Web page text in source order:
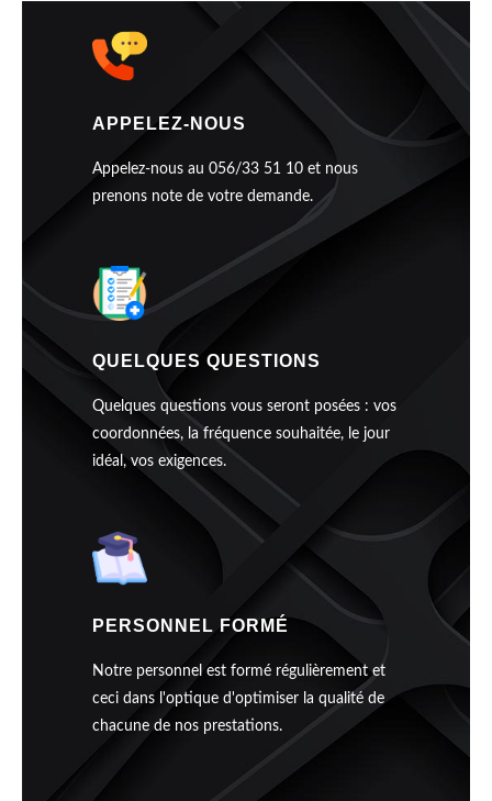
APPELEZ-NOUS
Appelez-nous au 056/33 51 10 et nous
prenons note de votre demande.
QUELQUES QUESTIONS
Quelques questions vous seront posées : vos
coordonnées, la fréquence souhaitée, le jour
idéal, vos exigences.
PERSONNEL FORMÉ
Notre personnel est formé régulièrement et
ceci dans l'optique d'optimiser la qualité de
chacune de nos prestations.